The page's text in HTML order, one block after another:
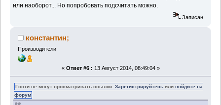
или наоборот... Но попробовать подсчитать можно.
Записан
константин;
Производители
« Ответ #6 : 13 Август 2014, 08:49:04 »
Гости не могут просматривать ссылки.Зарегистрируйтесь иливойдите на
форум